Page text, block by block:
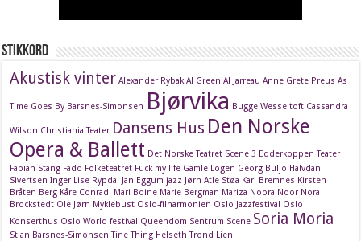
Stikkord
Akustisk vinter Alexander Rybak Al Green Al Jarreau Anne Grete Preus As
Time Goes By Barsnes-Simonsen Bjørvika Bugge Wesseltoft Cassandra
Wilson Christiania Teater Dansens Hus Den Norske
Opera & Ballett Det Norske Teatret Scene 3 Edderkoppen Teater
Fabian Stang Fado Folketeatret Fuck my life Gamle Logen Georg Buljo Halvdan
Sivertsen Inger Lise Rypdal Jan Eggum jazz Jørn Atle Støa Kari Bremnes Kirsten
Bråten Berg Kåre Conradi Mari Boine Marie Bergman Mariza Noora Noor Nora
Brockstedt Ole Jørn Myklebust Oslo-filharmonien Oslo Jazzfestival Oslo
Konserthus Oslo World festival Queendom Sentrum Scene Soria Moria
Stian Barsnes-Simonsen Tine Thing Helseth Trond Lien